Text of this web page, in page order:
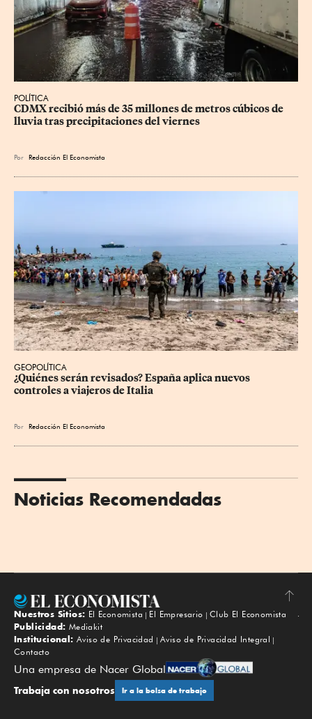
POLÍTICA
CDMX recibió más de 35 millones de metros cúbicos de
lluvia tras precipitaciones del viernes
Por Redacción El Economista
GEOPOLÍTICA
¿Quiénes serán revisados? España aplica nuevos
controles a viajeros de Italia
Por Redacción El Economista
Noticias Recomendadas
Subir
Nuestros Sitios: El Economista El Empresario
Club El Economista
Publicidad: Mediakit
Institucional: Aviso de Privacidad
Aviso de Privacidad Integral
Contacto
Una empresa de Nacer Global
Trabaja con nosotros Ir a la bolsa de trabajo